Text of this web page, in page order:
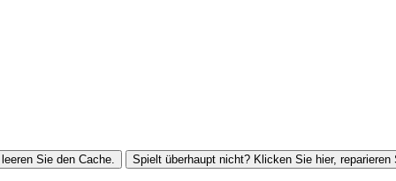
Sie den Cache. Spielt überhaupt nicht? Klicken Sie hier,